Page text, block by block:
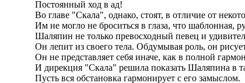
Постоянный ход в ад!
Во главе "Скала", однако, стоят, в отличие от
Им не могло не броситься в глаза, что шаблонная,
Шаляпин не только превосходный певец и
Он лепит из своего тела. Обдумывая роль, он
Он не представляет себя иначе, как в полной
И дирекция "Скала" решила показать Шаляпина в
Пусть вся обстановка гармонирует с его замыслом.